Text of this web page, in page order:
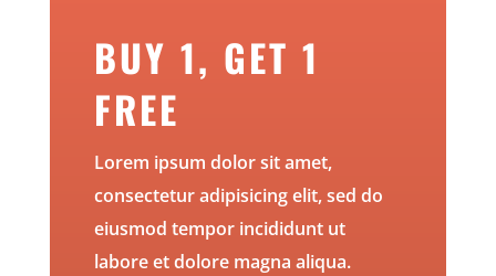
BUY 1, GET 1
FREE
Lorem ipsum dolor sit amet,
consectetur adipisicing elit, sed do
eiusmod tempor incididunt ut
labore et dolore magna aliqua.